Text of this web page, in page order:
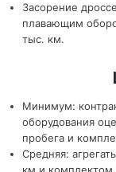
Засорение
плавающим
тыс. км.
Минимум:
оборудования
пробега и
Средняя: